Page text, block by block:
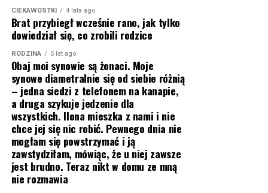
CIEKAWOSTKI 4 lata ago
Brat przybiegł wcześnie rano, jak tylko
dowiedział się, co zrobili rodzice
RODZINA 5 lat ago
Obaj moi synowie są żonaci. Moje
synowe diametralnie się od siebie różnią
– jedna siedzi z telefonem na kanapie,
a druga szykuje jedzenie dla
wszystkich. Ilona mieszka z nami i nie
chce jej się nic robić. Pewnego dnia nie
mogłam się powstrzymać i ją
zawstydziłam, mówiąc, że u niej zawsze
jest brudno. Teraz nikt w domu ze mną
nie rozmawia